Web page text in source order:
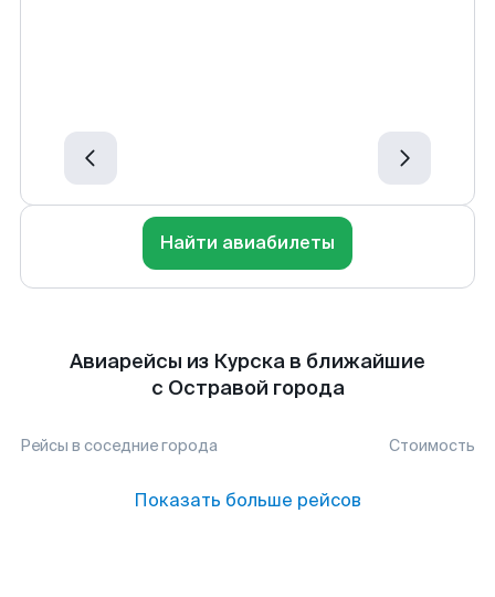
Найти авиабилеты
Авиарейсы из Курска в ближайшие
с Остравой города
Рейсы в соседние города Стоимость
Показать больше рейсов